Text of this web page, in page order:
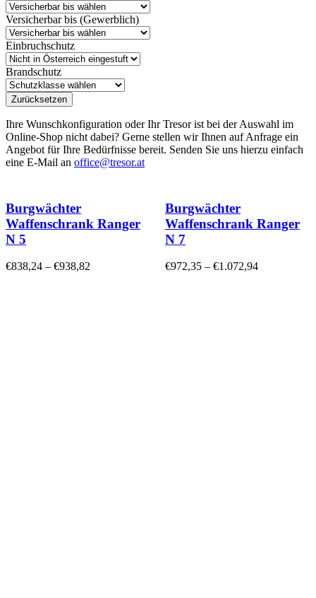
Versicherbar bis (Gewerblich)
Einbruchschutz
Brandschutz
Zurücksetzen
Ihre Wunschkonfiguration oder Ihr Tresor ist bei der Auswahl im
Online-Shop nicht dabei? Gerne stellen wir Ihnen auf Anfrage ein
Angebot für Ihre Bedürfnisse bereit. Senden Sie uns hierzu einfach
eine E-Mail an office@tresor.at
Burgwächter
Waffenschrank Ranger
N 5
€838,24 – €938,82
Burgwächter
Waffenschrank Ranger
N 7
€972,35 – €1.072,94